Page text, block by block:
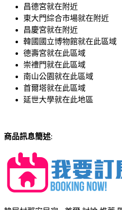
昌德宮就在附近
東大門綜合市場就在附近
昌慶宮就在附近
韓國國立博物館就在此區域
德壽宮就在此區域
崇禮門就在此區域
南山公園就在此區域
首爾塔就在此區域
延世大學就在此地區
商品訊息簡述: